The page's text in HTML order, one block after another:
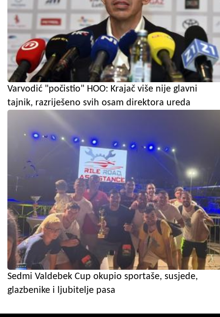
Varvodić "počistio" HOO: Krajač više nije glavni
tajnik, razriješeno svih osam direktora ureda
Sedmi Valdebek Cup okupio sportaše, susjede,
glazbenike i ljubitelje pasa